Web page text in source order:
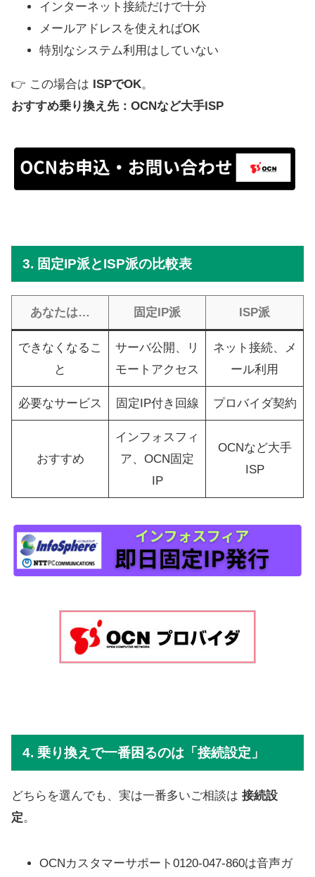
インターネット接続だけで十分
メールアドレスを使えればOK
特別なシステム利用はしていない
👉 この場合は ISPでOK。
おすすめ乗り換え先：OCNなど大手ISP
3. 固定IP派とISP派の比較表
あなたは… 固定IP派 ISP派
できなくなるこ
と
サーバ公開、リ
モートアクセス
ネット接続、メ
ール利用
必要なサービス 固定IP付き回線 プロバイダ契約
おすすめ
インフォスフィ
ア、OCN固定
IP
OCNなど大手
ISP
4. 乗り換えで一番困るのは「接続設定」
どちらを選んでも、実は一番多いご相談は 接続設
定。
OCNカスタマーサポート0120-047-860は音声ガ